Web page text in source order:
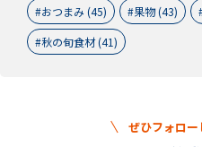
おつまみ (45)
果物 (43)
秋の旬食材 (41)
ぜひフォロ